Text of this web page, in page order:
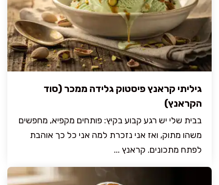
גיליתי קראנץ פיסטוק גלידה ממכר (סוד
הקראנץ)
בבית שלי יש רגע קבוע בקיץ: פותחים מקפיא, מחפשים
משהו מתוק, ואז אני נזכרת למה אני כל כך אוהבת
לפתח מתכונים. קראנץ ...